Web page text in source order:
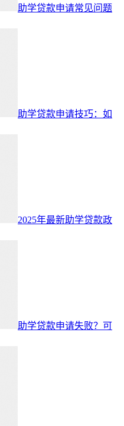
助学贷款申请常见问题
助学贷款申请技巧：如
2025年最新助学贷款政
助学贷款申请失败？可